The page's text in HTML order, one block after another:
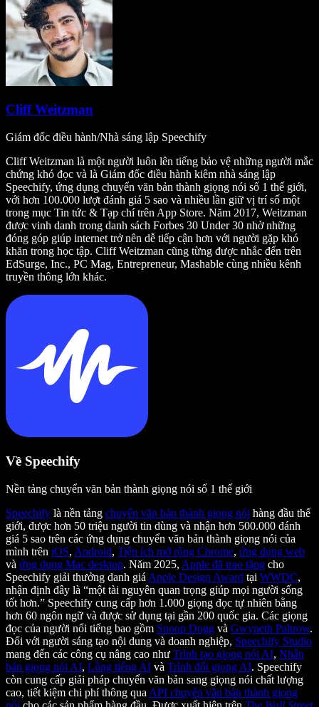
Cliff Weitzman
Giám đốc điều hành/Nhà sáng lập Speechify
Cliff Weitzman là một người luôn lên tiếng bảo vệ những người mắc
chứng khó đọc và là Giám đốc điều hành kiêm nhà sáng lập
Speechify, ứng dụng chuyển văn bản thành giọng nói số 1 thế giới,
với hơn 100.000 lượt đánh giá 5 sao và nhiều lần giữ vị trí số một
trong mục Tin tức & Tạp chí trên App Store. Năm 2017, Weitzman
được vinh danh trong danh sách Forbes 30 Under 30 nhờ những
đóng góp giúp internet trở nên dễ tiếp cận hơn với người gặp khó
khăn trong học tập. Cliff Weitzman cũng từng được nhắc đến trên
EdSurge, Inc., PC Mag, Entrepreneur, Mashable cùng nhiều kênh
truyền thông lớn khác.
Về Speechify
Nền tảng chuyển văn bản thành giọng nói số 1 thế giới
Speechify là nền tảng chuyển văn bản thành giọng nói hàng đầu thế
giới, được hơn 50 triệu người tin dùng và nhận hơn 500.000 đánh
giá 5 sao trên các ứng dụng chuyển văn bản thành giọng nói của
mình trên iOS, Android, Tiện ích mở rộng Chrome, ứng dụng web
và ứng dụng Mac desktop. Năm 2025, Apple đã trao tặng cho
Speechify giải thưởng danh giá Apple Design Award tại WWDC,
nhận định đây là “một tài nguyên quan trọng giúp mọi người sống
tốt hơn.” Speechify cung cấp hơn 1.000 giọng đọc tự nhiên bằng
hơn 60 ngôn ngữ và được sử dụng tại gần 200 quốc gia. Các giọng
đọc của người nổi tiếng bao gồm Snoop Dogg và Gwyneth Paltrow.
Đối với người sáng tạo nội dung và doanh nghiệp, Speechify Studio
mang đến các công cụ nâng cao như Trình tạo giọng nói AI, Nhân
bản giọng nói AI, Lồng tiếng AI và Trình đổi giọng AI. Speechify
còn cung cấp giải pháp chuyển văn bản sang giọng nói chất lượng
cao, tiết kiệm chi phí thông qua API chuyển văn bản thành giọng